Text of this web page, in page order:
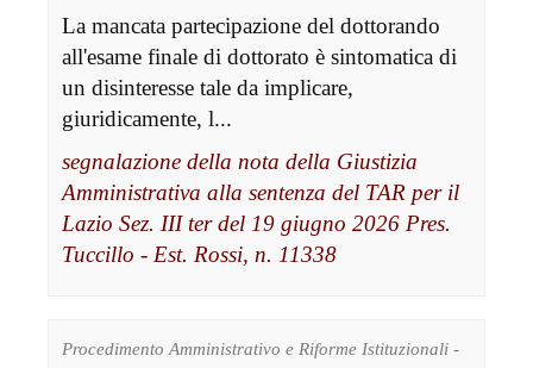
La mancata partecipazione del dottorando
all'esame finale di dottorato è sintomatica di
un disinteresse tale da implicare,
giuridicamente, l...
segnalazione della nota della Giustizia
Amministrativa alla sentenza del TAR per il
Lazio Sez. III ter del 19 giugno 2026 Pres.
Tuccillo - Est. Rossi, n. 11338
Procedimento Amministrativo e Riforme Istituzionali -